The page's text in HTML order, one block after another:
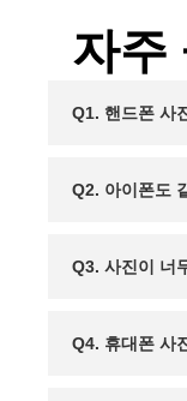
자주
Q1. 핸드폰 사
Q2. 아이폰도
Q3. 사진이 너
Q4. 휴대폰 사